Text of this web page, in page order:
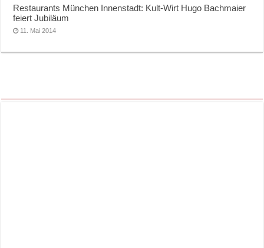
Restaurants München Innenstadt: Kult-Wirt Hugo Bachmaier
feiert Jubiläum
11. Mai 2014